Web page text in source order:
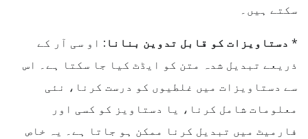
سکتے ہیں۔
* دستاویزات کو قابل تدوین بنانا: او سی آر کے
ذریعے تبدیل شدہ متن کو ایڈٹ کیا جا سکتا ہے۔ اس
سے دستاویزات میں غلطیوں کو درست کرنا، نئی
معلومات شامل کرنا، یا دستاویز کو کسی اور
فارمیٹ میں تبدیل کرنا ممکن ہو جاتا ہے۔ یہ خاص